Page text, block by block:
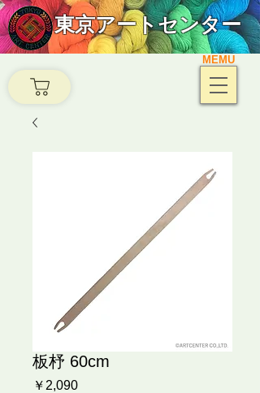
東京アートセンター
MEMU
板杼 60cm
￥2,090価